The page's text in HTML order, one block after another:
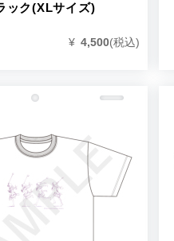
ック(XLサイズ)
¥ 4,500(税込)